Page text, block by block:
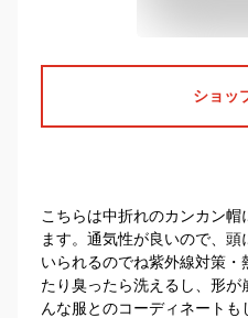
ショッ
こちらは中折れのカンカン
ます。通気性が良いので、
いられるのでね紫外線対策
たり臭ったら洗えるし、形
んな服とのコーディネート